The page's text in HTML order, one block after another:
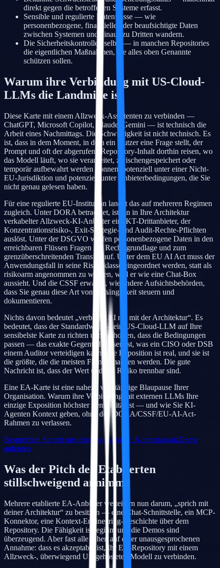
direkt gegen die betroffenen Systeme erfasst.
Sensible und regulierte Datenflüsse — wie
personenbezogene, finanzielle oder beaufsichtigte Daten
zwischen Systemen und hinaus zu Dritten wandern.
Die Sicherheitskontrollen selbst — in manchen Repositories
die eigentlichen Maßnahmen, die alles oben Genannte
schützen sollen.
Warum ihre Verbindung mit US-Cloud-
LLMs die Landmine ist
Diese Karte mit einem Allzweck-Assistenten zu verbinden —
ChatGPT, Microsoft Copilot, Claude, Gemini — ist technisch die
Arbeit eines Nachmittags. Die Schwierigkeit ist nicht technisch. Es
ist, dass in dem Moment, in dem ein Nutzer eine Frage stellt, der
Prompt und oft der abgerufene Repository-Inhalt dorthin reisen, wo
das Modell läuft, wo sie verarbeitet, zwischengespeichert oder
temporär aufbewahrt werden können, potenziell unter einer Nicht-
EU-Jurisdiktion und potenziell unter Anbieterbedingungen, die Sie
nicht genau gelesen haben.
Für eine regulierte EU-Institution landet das auf mehreren Regimen
zugleich. Unter DORA betrachtet, ist ein in Ihre Architektur
verkabelter Allzweck-KI-Anbieter ein IKT-Drittanbieter, der
Konzentrationsrisiko-, Exit-Strategie- und Audit-Rechte-Pflichten
auslöst. Unter der DSGVO werfen personenbezogene Daten in den
erreichbaren Flüssen Fragen zur Rechtsgrundlage und zum
grenzüberschreitenden Transfer auf. Unter dem EU AI Act muss der
Anwendungsfall in seine Risikoklasse eingeordnet werden, statt als
risikoarm angenommen zu werden, weil er wie eine Chat-Box
aussieht. Und die CSSF erwartet, wie andere Aufsichtsbehörden,
dass Sie genau diese Art von Abhängigkeit steuern und
dokumentieren.
Nichts davon bedeutet „verbinde KI nie mit der Architektur“. Es
bedeutet, dass der Standardweg — ein US-Cloud-LLM auf Ihre
sensibelste Karte zu richten und zu hoffen, dass die Bedingungen
passen — das exakte Gegenteil dessen ist, was ein CISO oder DSB
einem Auditor verteidigen kann. Die Exposition ist real, und sie ist
die größte, die die meisten Firmen machen werden. Die gute
Nachricht ist, dass der Wert und das Risiko trennbar sind.
Eine EA-Karte ist eine nahezu vollständige Blaupause Ihrer
Organisation. Warum ihre Verbindung mit externen LLMs Ihre
einzige Exposition höchster Sensibilität ist — und wie Sie KI-
Agenten Kontext geben, ohne den DORA/CSSF/EU-AI-Act-
Rahmen zu verlassen.
Besprechen Sie mit uns einen souveränen KontextansatzDemo
anfragen
Was der Pitch der Etablierten
stillschweigend annimmt
Mehrere etablierte EA-Anbieter wetteifern nun darum, „sprich mit
deiner Architektur“ zu besitzen — eine Chat-Schnittstelle, ein MCP-
Konnektor, eine Kontext-Engineering-Geschichte über dem
Repository. Die Fähigkeit ist legitim und die Demos sind
überzeugend. Aber fast alle ruhen auf einer unausgesprochenen
Annahme: dass es akzeptabel ist, Ihr EA-Repository mit einem
Allzweck-, überwiegend US-gehosteten Modell zu verbinden.